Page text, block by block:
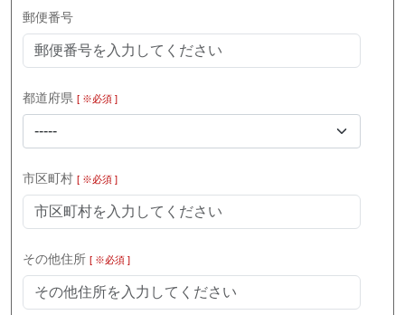
郵便番号
都道府県 [ ※必須 ]
-----
市区町村 [ ※必須 ]
その他住所 [ ※必須 ]